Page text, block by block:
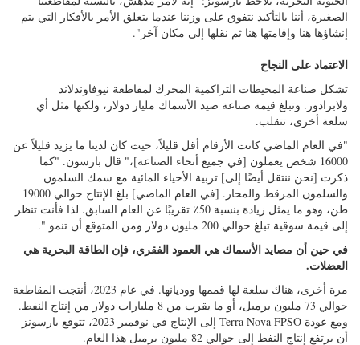
"نحن موطن لهيكل هيبرنيا القائم على الجاذبية، والذي يعد أول هيكل
نفطي بحري في العالم مصمم خصيصًا للتعامل مع البيئات القاسية، بما في
في الساحل الشرقي، ولا يمكننا المبالغة في أهمية النفط لمقاطعتنا.
جميع أنحاء العالم". ومع انتقالها الآن إلى تربية الأحياء المائية والتكنولوجيا
الحيوية البحرية، يلاحظ بارسونز: "إنه لأمر مدهش، بالنسبة لمقاطعتنا
الصغيرة، أننا بالتأكيد نتفوق على وزننا عندما يتعلق الأمر بالأفكار التي يتم
إنشاؤها هنا وإقامتها هنا ثم نقلها إلى مكان آخر".
الاعتماد على النجاح
تشكل صناعة المحيطات التراكمية المحرك لمقاطعة نيوفاوندلاند
ولابرادور. وتبلغ قيمة صناعة صيد الأسماك مليار دولار، ولكنها مثل أي
سلعة أخرى، تتقلب.
"في العام الماضي كانت الأرقام أقل قليلاً، حيث كان لدينا ما يزيد قليلاً عن
16000 شخص يعملون [في جميع أنحاء الصناعة]،" قال بارسون. "كما
ذكرت [نحن ننتقل أيضًا إلى] تربية الأحياء المائية مع سمك السلمون
والسلمون المرقط والمحار. [في العام الماضي] بلغ الإنتاج حوالي 19000
طن، وهو ما يمثل زيادة بنسبة 50٪ تقريبًا عن العام السابق. لذا فأنت تنظر
إلى قيمة سوقية تبلغ حوالي 200 مليون دولار ومن المتوقع أن تنمو ".